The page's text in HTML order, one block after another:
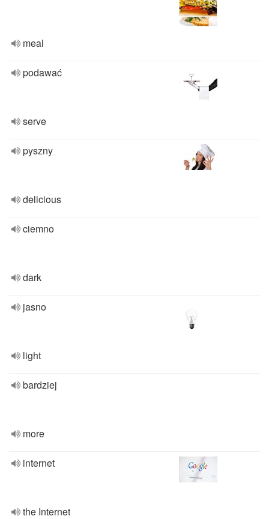
meal
podawać
serve
pyszny
delicious
ciemno
dark
jasno
light
bardziej
more
internet
the Internet